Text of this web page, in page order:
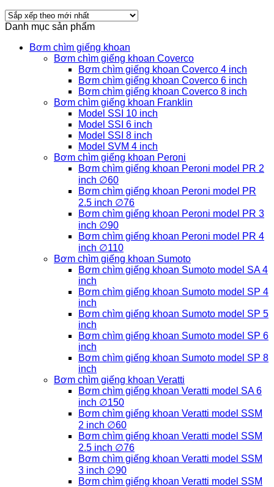
xếp
nhất
Danh mục sản phẩm
Bơm chìm giếng khoan
Bơm chìm giếng khoan Coverco
Bơm chìm giếng khoan Coverco 4 inch
Bơm chìm giếng khoan Coverco 6 inch
Bơm chìm giếng khoan Coverco 8 inch
Bơm chìm giếng khoan Franklin
Model SSI 10 inch
Model SSI 6 inch
Model SSI 8 inch
Model SVM 4 inch
Bơm chìm giếng khoan Peroni
Bơm chìm giếng khoan Peroni model PR 2
inch ∅60
Bơm chìm giếng khoan Peroni model PR
2.5 inch ∅76
Bơm chìm giếng khoan Peroni model PR 3
inch ∅90
Bơm chìm giếng khoan Peroni model PR 4
inch ∅110
Bơm chìm giếng khoan Sumoto
Bơm chìm giếng khoan Sumoto model SA 4
inch
Bơm chìm giếng khoan Sumoto model SP 4
inch
Bơm chìm giếng khoan Sumoto model SP 5
inch
Bơm chìm giếng khoan Sumoto model SP 6
inch
Bơm chìm giếng khoan Sumoto model SP 8
inch
Bơm chìm giếng khoan Veratti
Bơm chìm giếng khoan Veratti model SA 6
inch ∅150
Bơm chìm giếng khoan Veratti model SSM
2 inch ∅60
Bơm chìm giếng khoan Veratti model SSM
2.5 inch ∅76
Bơm chìm giếng khoan Veratti model SSM
3 inch ∅90
Bơm chìm giếng khoan Veratti model SSM